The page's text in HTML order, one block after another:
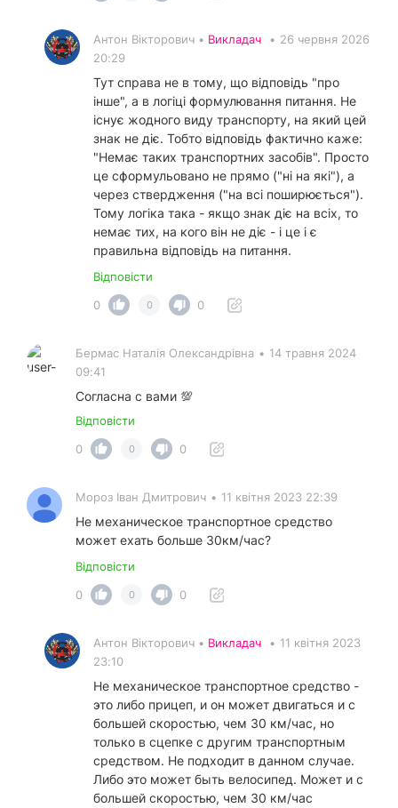
Антон Вікторович • Викладач • 26 червня 2026
20:29
Тут справа не в тому, що відповідь "про
інше", а в логіці формулювання питання. Не
існує жодного виду транспорту, на який цей
знак не діє. Тобто відповідь фактично каже:
"Немає таких транспортних засобів". Просто
це сформульовано не прямо ("ні на які"), а
через ствердження ("на всі поширюється").
Тому логіка така - якщо знак діє на всіх, то
немає тих, на кого він не діє - і це і є
правильна відповідь на питання.
Відповісти
0
0 0
Бермас Наталія Олександрівна • 14 травня 2024
09:41
Согласна с вами 💯
Відповісти
0
0 0
Мороз Іван Дмитрович • 11 квітня 2023 22:39
Не механическое транспортное средство
может ехать больше 30км/час?
Відповісти
0
0 0
Антон Вікторович • Викладач • 11 квітня 2023
23:10
Не механическое транспортное средство -
это либо прицеп, и он может двигаться и с
большей скоростью, чем 30 км/час, но
только в сцепке с другим транспортным
средством. Не подходит в данном случае.
Либо это может быть велосипед. Может и с
большей скоростью, чем 30 км/час